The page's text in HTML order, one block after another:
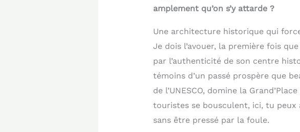
amplement qu’on s’y attarde ?
Une architecture historique qui
Je dois l’avouer, la première fois
par l’authenticité de son centre
témoins d’un passé prospère que
de l’UNESCO, domine la
touristes se bousculent, ici, tu
sans être pressé par la foule.